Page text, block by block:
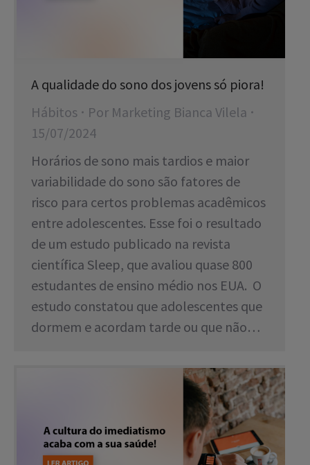
A qualidade do sono dos jovens só piora!
Hábitos
Por Marketing Bianca Vilela
15/07/2024
Horários de sono mais tardios e maior
variabilidade do sono são fatores de
risco para certos problemas acadêmicos
entre adolescentes. Esse foi o resultado
de um estudo publicado na revista
científica Sleep, que avaliou quase 800
estudantes de ensino médio nos EUA. O
estudo constatou que adolescentes que
dormem e acordam tarde ou que não…